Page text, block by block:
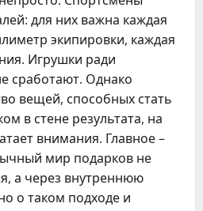
для них важна каждая
экипировки, каждая
Игрушки ради
сработают. Однако
вещей, способных стать
в стене результата, на
внимания. Главное –
мир подарков не
а через внутреннюю
о таком подходе и